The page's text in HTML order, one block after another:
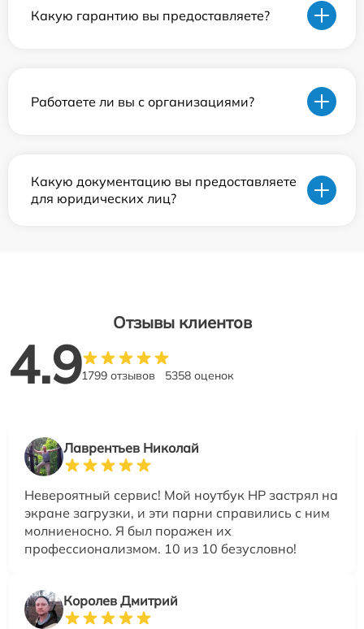
Какую гарантию вы предоставляете?
Работаете ли вы с организациями?
Какую документацию вы предоставляете
для юридических лиц?
Отзывы клиентов
4.91799 отзывов 5358 оценок
Лаврентьев Николай
Невероятный сервис! Мой ноутбук HP застрял на
экране загрузки, и эти парни справились с ним
молниеносно. Я был поражен их
профессионализмом. 10 из 10 безусловно!
Королев Дмитрий